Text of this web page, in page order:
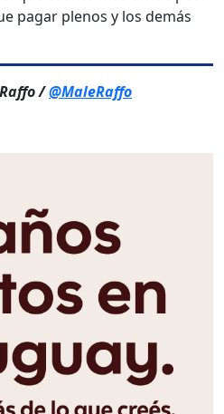
pagar plenos y los demás
/@MaleRaffo